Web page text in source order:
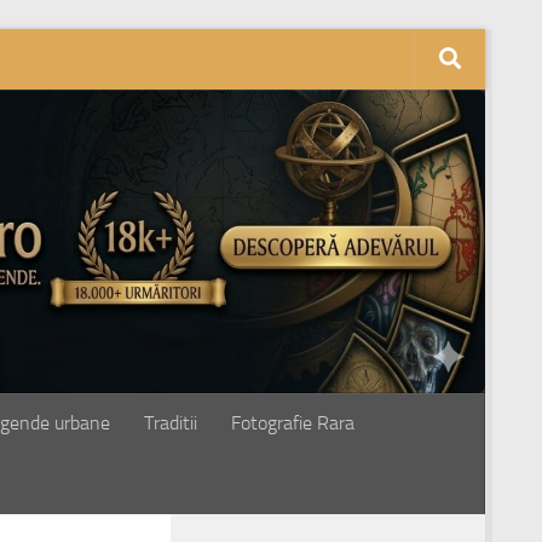
urbane Traditii Fotografie Rara